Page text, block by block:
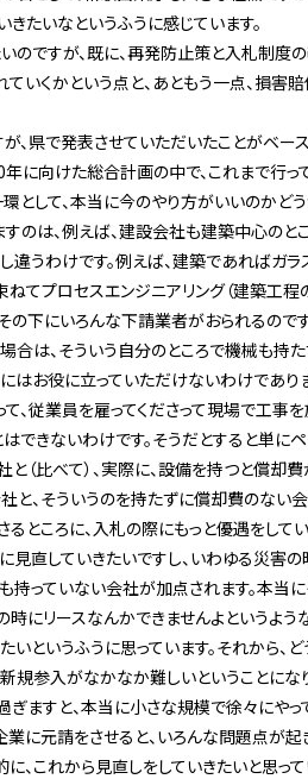
たいなというふうに感じています。
のですが、既に、再発防止策と入札制度
ていくかという点と、あともう一点、損
県で発表させていただいたことがベー
に向けた総合計画の中で、これまで行
として、本当に今のやり方がいいのかど
のは、例えば、建設会社も建築中心のと
うわけです。例えば、建築であればガラ
ねてプロセスエンジニアリング（建築工
の下にいろんな下請業者がおられるので
合は、そういう自分のところで機械も持
はお役に立っていただけないわけであり
、従業員を雇ってくださって現場で工事
できないわけです。そうだとすると単に
（比べて）、実際に、設備を持つと償却
と、そういうのを持たずに償却費のない
ところに、入札の際にもっと優遇をして
見直していきたいですし、いわゆる災害
持っていない会社が加点されます。本当に
時にリースなんかできませんよというよ
というふうに思っています。それから、
規参入がなかなか難しいということにな
ますと、本当に小さな規模で徐々にやっ
業に元請をさせると、いろんな問題点が
、これから見直しをしていきたいと思って